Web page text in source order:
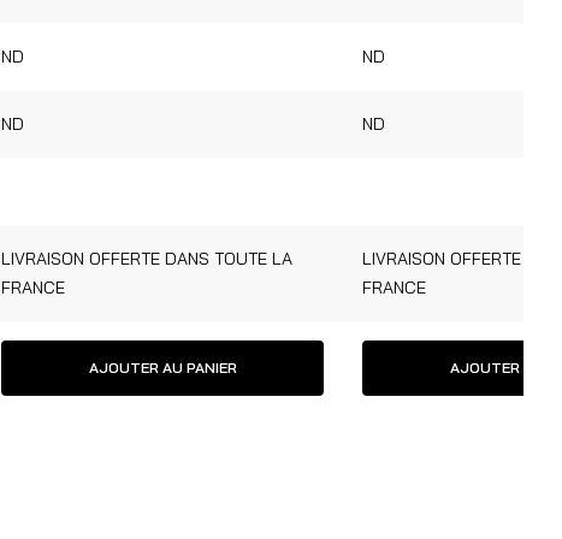
ND ND
ND ND
LIVRAISON OFFERTE DANS TOUTE LA
FRANCE
LIVRAISON OFFERTE
FRANCE
AJOUTER AU PANIER AJOUTER AU